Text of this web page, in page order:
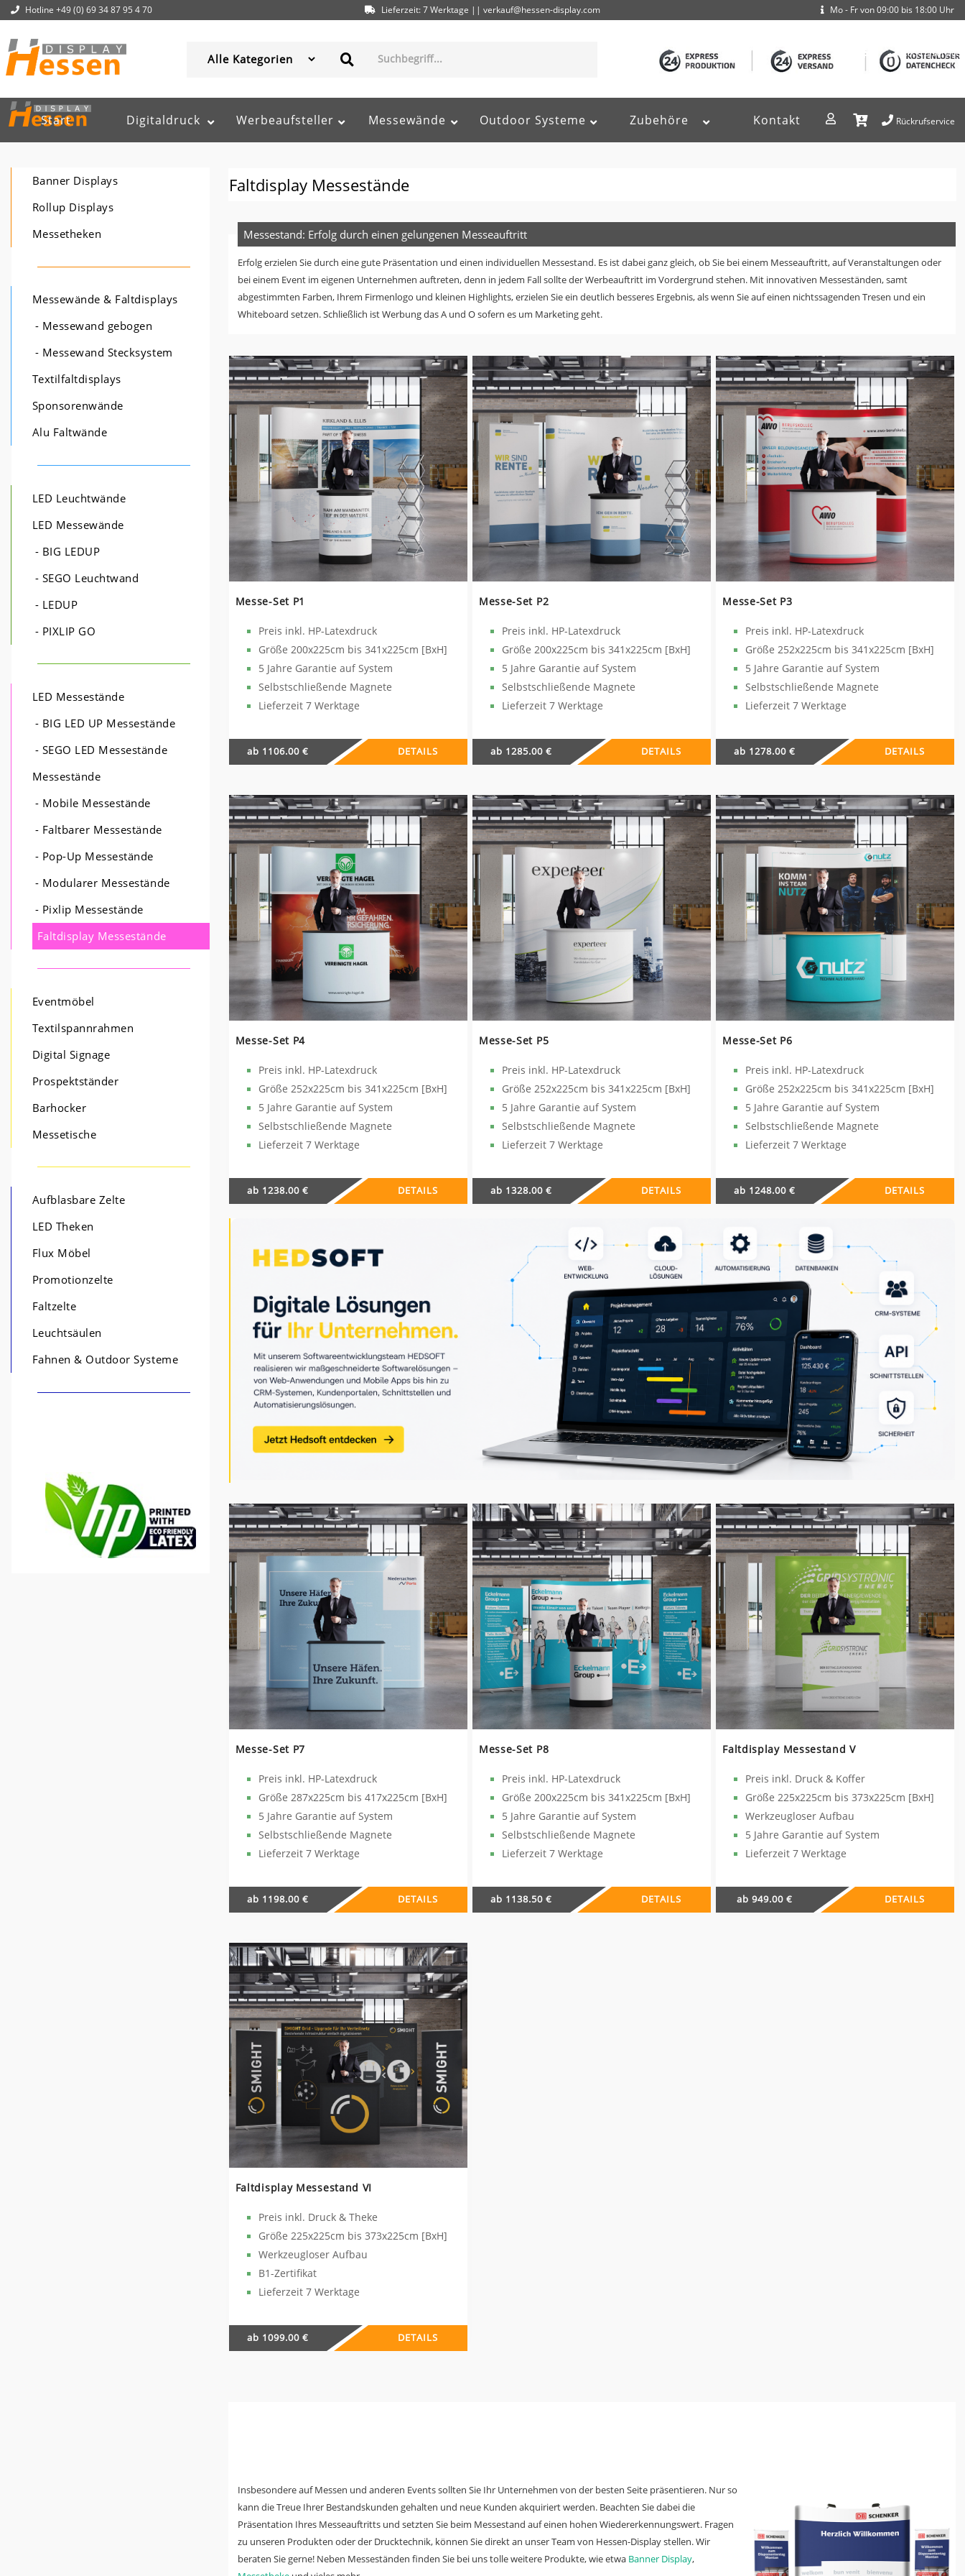
Hotline +49 (0) 69 34 87 95 4 70 Lieferzeit: 7 Werktage || verkauf@hessen-display.com Mo - Fr von 09:00 bis 18:00 Uhr
Rückrufservice
Start Digitaldruck Werbeaufsteller Messewände Outdoor Systeme Zubehöre Kontakt Rückrufservice
Banner Displays
Rollup Displays
Messetheken
Messewände & Faltdisplays
- Messewand gebogen
- Messewand Stecksystem
Textilfaltdisplays
Sponsorenwände
Alu Faltwände
LED Leuchtwände
LED Messewände
- BIG LEDUP
- SEGO Leuchtwand
- LEDUP
- PIXLIP GO
LED Messestände
- BIG LED UP Messestände
- SEGO LED Messestände
Messestände
- Mobile Messestände
- Faltbarer Messestände
- Pop-Up Messestände
- Modularer Messestände
- Pixlip Messestände
Faltdisplay Messestände
Eventmöbel
Textilspannrahmen
Digital Signage
Prospektständer
Barhocker
Messetische
Aufblasbare Zelte
LED Theken
Flux Möbel
Promotionzelte
Faltzelte
Leuchtsäulen
Fahnen & Outdoor Systeme
Faltdisplay Messestände
Messestand: Erfolg durch einen gelungenen Messeauftritt
Erfolg erzielen Sie durch eine gute Präsentation und einen individuellen Messestand. Es ist dabei ganz gleich, ob Sie bei einem Messeauftritt, auf Veranstaltungen oder
bei einem Event im eigenen Unternehmen auftreten, denn in jedem Fall sollte der Werbeauftritt im Vordergrund stehen. Mit innovativen Messeständen, samt
abgestimmten Farben, Ihrem Firmenlogo und kleinen Highlights, erzielen Sie ein deutlich besseres Ergebnis, als wenn Sie auf einen nichtssagenden Tresen und ein
Whiteboard setzen. Schließlich ist Werbung das A und O sofern es um Marketing geht.
Messe-Set P1
Preis inkl. HP-Latexdruck
Größe 200x225cm bis 341x225cm [BxH]
5 Jahre Garantie auf System
Selbstschließende Magnete
Lieferzeit 7 Werktage
ab 1106.00 € DETAILS
Messe-Set P2
Preis inkl. HP-Latexdruck
Größe 200x225cm bis 341x225cm [BxH]
5 Jahre Garantie auf System
Selbstschließende Magnete
Lieferzeit 7 Werktage
ab 1285.00 € DETAILS
Messe-Set P3
Preis inkl. HP-Latexdruck
Größe 252x225cm bis 341x225cm [BxH]
5 Jahre Garantie auf System
Selbstschließende Magnete
Lieferzeit 7 Werktage
ab 1278.00 € DETAILS
Messe-Set P4
Preis inkl. HP-Latexdruck
Größe 252x225cm bis 341x225cm [BxH]
5 Jahre Garantie auf System
Selbstschließende Magnete
Lieferzeit 7 Werktage
ab 1238.00 € DETAILS
Messe-Set P5
Preis inkl. HP-Latexdruck
Größe 252x225cm bis 341x225cm [BxH]
5 Jahre Garantie auf System
Selbstschließende Magnete
Lieferzeit 7 Werktage
ab 1328.00 € DETAILS
Messe-Set P6
Preis inkl. HP-Latexdruck
Größe 252x225cm bis 341x225cm [BxH]
5 Jahre Garantie auf System
Selbstschließende Magnete
Lieferzeit 7 Werktage
ab 1248.00 € DETAILS
Messe-Set P7
Preis inkl. HP-Latexdruck
Größe 287x225cm bis 417x225cm [BxH]
5 Jahre Garantie auf System
Selbstschließende Magnete
Lieferzeit 7 Werktage
ab 1198.00 € DETAILS
Messe-Set P8
Preis inkl. HP-Latexdruck
Größe 200x225cm bis 341x225cm [BxH]
5 Jahre Garantie auf System
Selbstschließende Magnete
Lieferzeit 7 Werktage
ab 1138.50 € DETAILS
Faltdisplay Messestand V
Preis inkl. Druck & Koffer
Größe 225x225cm bis 373x225cm [BxH]
Werkzeugloser Aufbau
5 Jahre Garantie auf System
Lieferzeit 7 Werktage
ab 949.00 € DETAILS
Faltdisplay Messestand VI
Preis inkl. Druck & Theke
Größe 225x225cm bis 373x225cm [BxH]
Werkzeugloser Aufbau
B1-Zertifikat
Lieferzeit 7 Werktage
ab 1099.00 € DETAILS
Insbesondere auf Messen und anderen Events sollten Sie Ihr Unternehmen von der besten Seite präsentieren. Nur so
kann die Treue Ihrer Bestandskunden gehalten und neue Kunden akquiriert werden. Beachten Sie dabei die
Präsentation Ihres Messeauftritts und setzten Sie beim Messestand auf einen hohen Wiedererkennungswert. Fragen
zu unseren Produkten oder der Drucktechnik, können Sie direkt an unser Team von Hessen-Display stellen. Wir
beraten Sie gerne! Neben Messeständen finden Sie bei uns tolle weitere Produkte, wie etwa Banner Display,